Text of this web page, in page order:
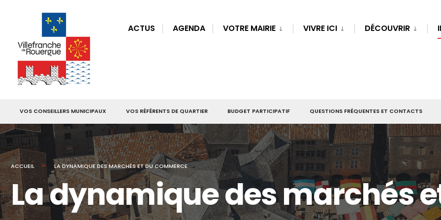
ACTUS AGENDA VOTRE MAIRIE VIVRE ICI DÉCOUVRIR
VOS CONSEILLERS MUNICIPAUX VOS RÉFÉRENTS DE QUARTIER BUDGET PARTICIPATIF QUESTIONS FRÉQUENTES ET CONTACTS
ACCUEIL LA DYNAMIQUE DES MARCHÉS ET DU COMMERCE
La dynamique des marchés